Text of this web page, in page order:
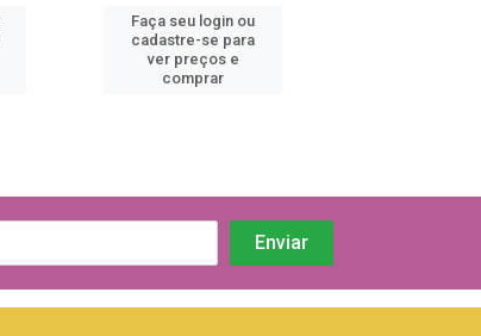
Faça seu login ou
cadastre-se para
ver preços e
comprar